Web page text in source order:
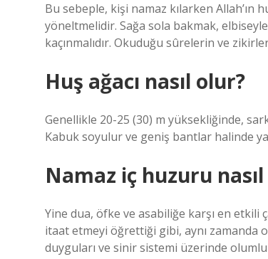
Bu sebeple, kişi namaz kılarken
yöneltmelidir. Sağa sola bakmak,
kaçınmalıdır. Okuduğu sûrelerin ve
Huş ağacı nasıl olur?
Genellikle 20-25 (30) m yüksekliğinde,
Kabuk soyulur ve geniş bantlar halinde
Namaz iç huzuru
Yine dua, öfke ve asabiliğe karşı en etkili
itaat etmeyi öğrettiği gibi, aynı zamanda
duyguları ve sinir sistemi üzerinde